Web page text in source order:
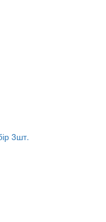
3шт.